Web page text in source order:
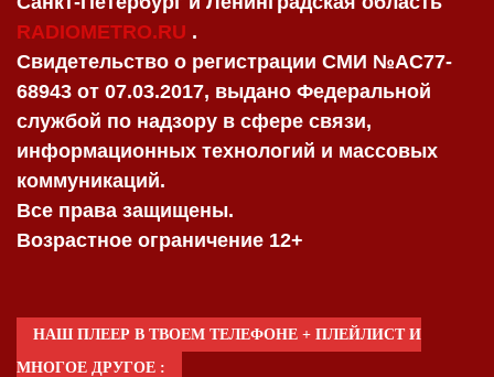
RADIOMETRO.RU .
Свидетельство о регистрации СМИ №AC77-
68943 от 07.03.2017, выдано Федеральной
службой по надзору в сфере связи,
информационных технологий и массовых
коммуникаций.
Все права защищены.
Возрастное ограничение 12+
НАШ ПЛЕЕР В ТВОЕМ ТЕЛЕФОНЕ + ПЛЕЙЛИСТ И
МНОГОЕ ДРУГОЕ :